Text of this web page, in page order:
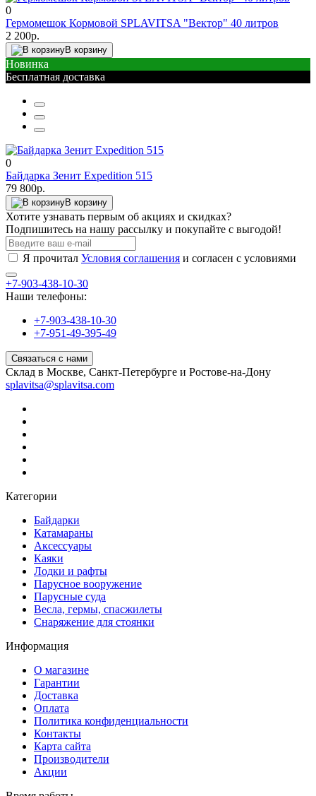
0
Гермомешок Кормовой SPLAVITSA "Вектор" 40 литров
2 200р.
В корзину
Новинка
Бесплатная доставка
0
Байдарка Зенит Expedition 515
79 800р.
В корзину
Хотите узнавать первым об акциях и скидках?
Подпишитесь на нашу рассылку и покупайте с выгодой!
Я прочитал Условия соглашения и согласен с условиями
+7-903-438-10-30
Наши телефоны:
+7-903-438-10-30
+7-951-49-395-49
Связаться с нами
Склад в Москве, Санкт-Петербурге и Ростове-на-Дону
splavitsa@splavitsa.com
Категории
Байдарки
Катамараны
Аксессуары
Каяки
Лодки и рафты
Парусное вооружение
Парусные суда
Весла, гермы, спасжилеты
Снаряжение для стоянки
Информация
О магазине
Гарантии
Доставка
Оплата
Политика конфиденциальности
Контакты
Карта сайта
Производители
Акции